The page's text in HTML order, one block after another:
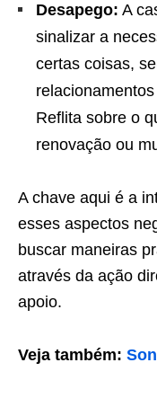
Desapego: A
sinalizar a
certas coisas,
Reflita sobre o
renovação ou
A chave aqui é a
esses aspectos
buscar maneiras
através da ação
apoio.
Veja também: